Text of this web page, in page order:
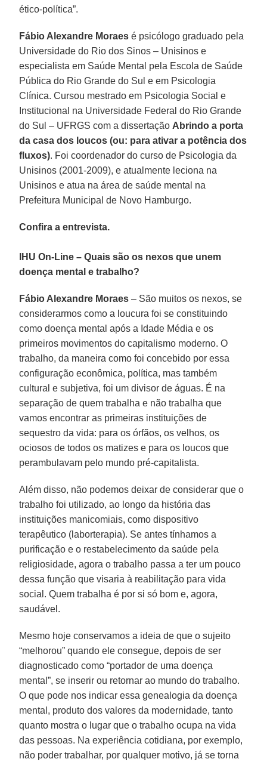
ético-política”.
Fábio Alexandre Moraes é psicólogo graduado pela
Universidade do Rio dos Sinos – Unisinos e
especialista em Saúde Mental pela Escola de Saúde
Pública do Rio Grande do Sul e em Psicologia
Clínica. Cursou mestrado em Psicologia Social e
Institucional na Universidade Federal do Rio Grande
do Sul – UFRGS com a dissertação Abrindo a porta
da casa dos loucos (ou: para ativar a potência dos
fluxos). Foi coordenador do curso de Psicologia da
Unisinos (2001-2009), e atualmente leciona na
Unisinos e atua na área de saúde mental na
Prefeitura Municipal de Novo Hamburgo.
Confira a entrevista.
IHU On-Line – Quais são os nexos que unem
doença mental e trabalho?
Fábio Alexandre Moraes – São muitos os nexos, se
considerarmos como a loucura foi se constituindo
como doença mental após a Idade Média e os
primeiros movimentos do capitalismo moderno. O
trabalho, da maneira como foi concebido por essa
configuração econômica, política, mas também
cultural e subjetiva, foi um divisor de águas. É na
separação de quem trabalha e não trabalha que
vamos encontrar as primeiras instituições de
sequestro da vida: para os órfãos, os velhos, os
ociosos de todos os matizes e para os loucos que
perambulavam pelo mundo pré-capitalista.
Além disso, não podemos deixar de considerar que o
trabalho foi utilizado, ao longo da história das
instituições manicomiais, como dispositivo
terapêutico (laborterapia). Se antes tínhamos a
purificação e o restabelecimento da saúde pela
religiosidade, agora o trabalho passa a ter um pouco
dessa função que visaria à reabilitação para vida
social. Quem trabalha é por si só bom e, agora,
saudável.
Mesmo hoje conservamos a ideia de que o sujeito
“melhorou” quando ele consegue, depois de ser
diagnosticado como “portador de uma doença
mental”, se inserir ou retornar ao mundo do trabalho.
O que pode nos indicar essa genealogia da doença
mental, produto dos valores da modernidade, tanto
quanto mostra o lugar que o trabalho ocupa na vida
das pessoas. Na experiência cotidiana, por exemplo,
não poder trabalhar, por qualquer motivo, já se torna